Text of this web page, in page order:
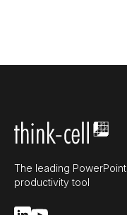
The leading PowerPoint
productivity tool